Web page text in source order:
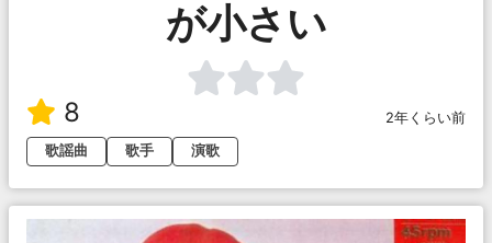
が小さい
8
2年くらい前
歌謡曲
歌手 演歌